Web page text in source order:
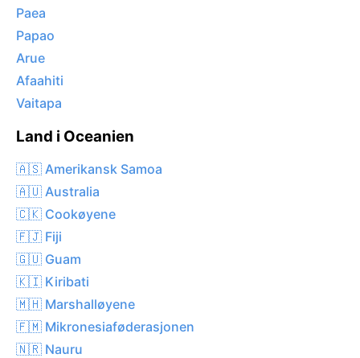
Paea
Papao
Arue
Afaahiti
Vaitapa
Land i Oceanien
🇦🇸 Amerikansk Samoa
🇦🇺 Australia
🇨🇰 Cookøyene
🇫🇯 Fiji
🇬🇺 Guam
🇰🇮 Kiribati
🇲🇭 Marshalløyene
🇫🇲 Mikronesiaføderasjonen
🇳🇷 Nauru